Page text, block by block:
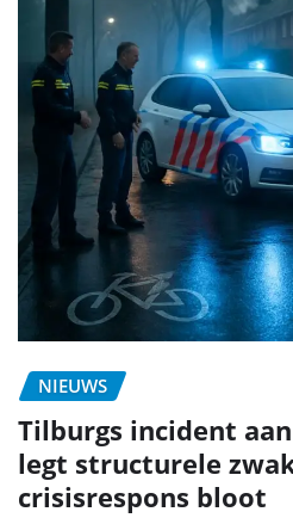
NIEUWS
Tilburgs incident
legt structurele
crisisrespons bloot